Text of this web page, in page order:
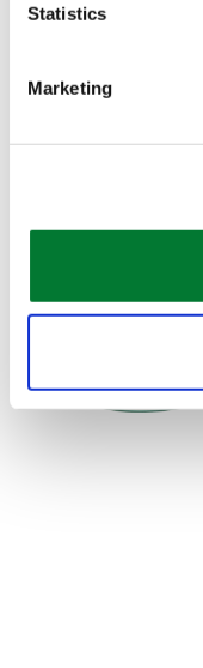
Statistics
Marketing The